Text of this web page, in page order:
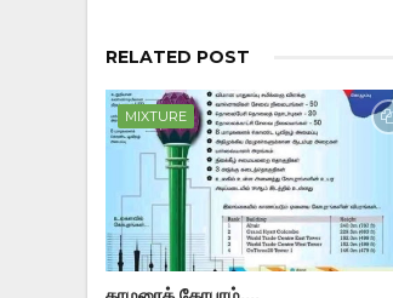
RELATED POST
MIXTURE